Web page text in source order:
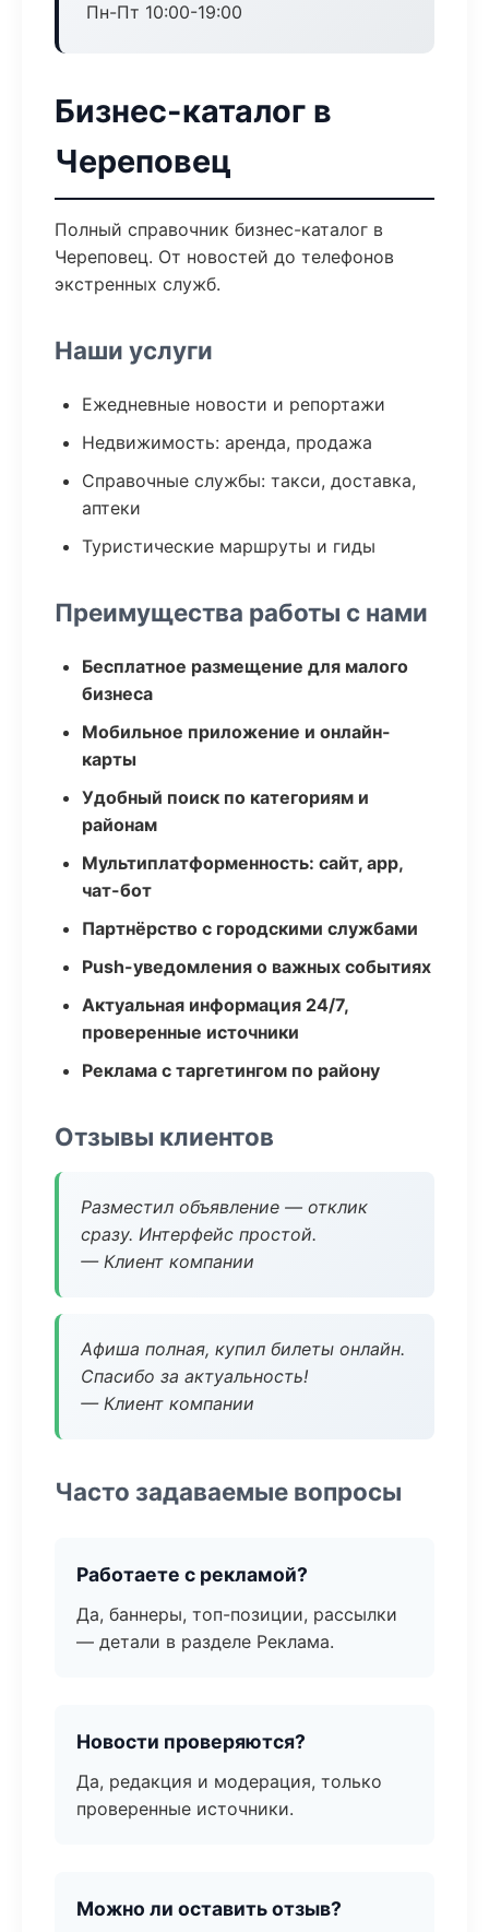
Пн-Пт 10:00-19:00
Бизнес-каталог в
Череповец
Полный справочник бизнес-каталог в
Череповец. От новостей до телефонов
экстренных служб.
Наши услуги
Ежедневные новости и репортажи
Недвижимость: аренда, продажа
Справочные службы: такси, доставка,
аптеки
Туристические маршруты и гиды
Преимущества работы с нами
Бесплатное размещение для малого
бизнеса
Мобильное приложение и онлайн-
карты
Удобный поиск по категориям и
районам
Мультиплатформенность: сайт, app,
чат-бот
Партнёрство с городскими службами
Push-уведомления о важных событиях
Актуальная информация 24/7,
проверенные источники
Реклама с таргетингом по району
Отзывы клиентов
Разместил объявление — отклик
сразу. Интерфейс простой.
— Клиент компании
Афиша полная, купил билеты онлайн.
Спасибо за актуальность!
— Клиент компании
Часто задаваемые вопросы
Работаете с рекламой?
Да, баннеры, топ-позиции, рассылки
— детали в разделе Реклама.
Новости проверяются?
Да, редакция и модерация, только
проверенные источники.
Можно ли оставить отзыв?